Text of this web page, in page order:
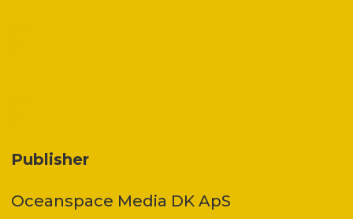
Publisher
Oceanspace Media DK ApS